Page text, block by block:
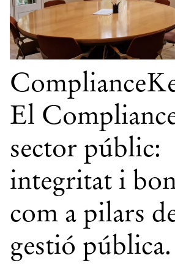
El
sector públic:
integritat i
com a pilars
gestió pública.